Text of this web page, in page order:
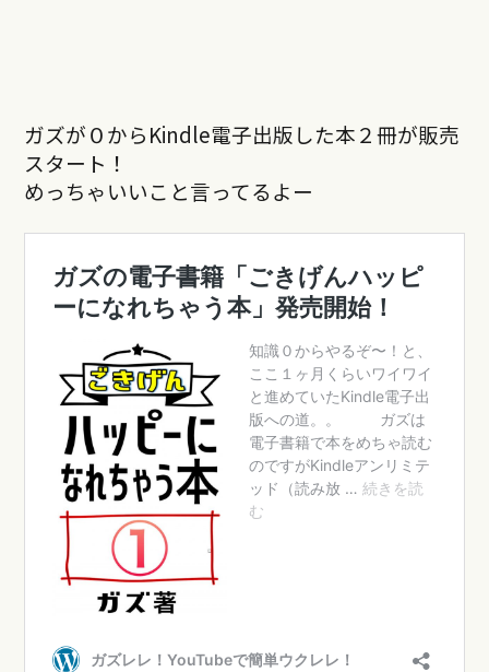
ガズが０からKindle電子出版した本２冊が販売
スタート！
めっちゃいいこと言ってるよー